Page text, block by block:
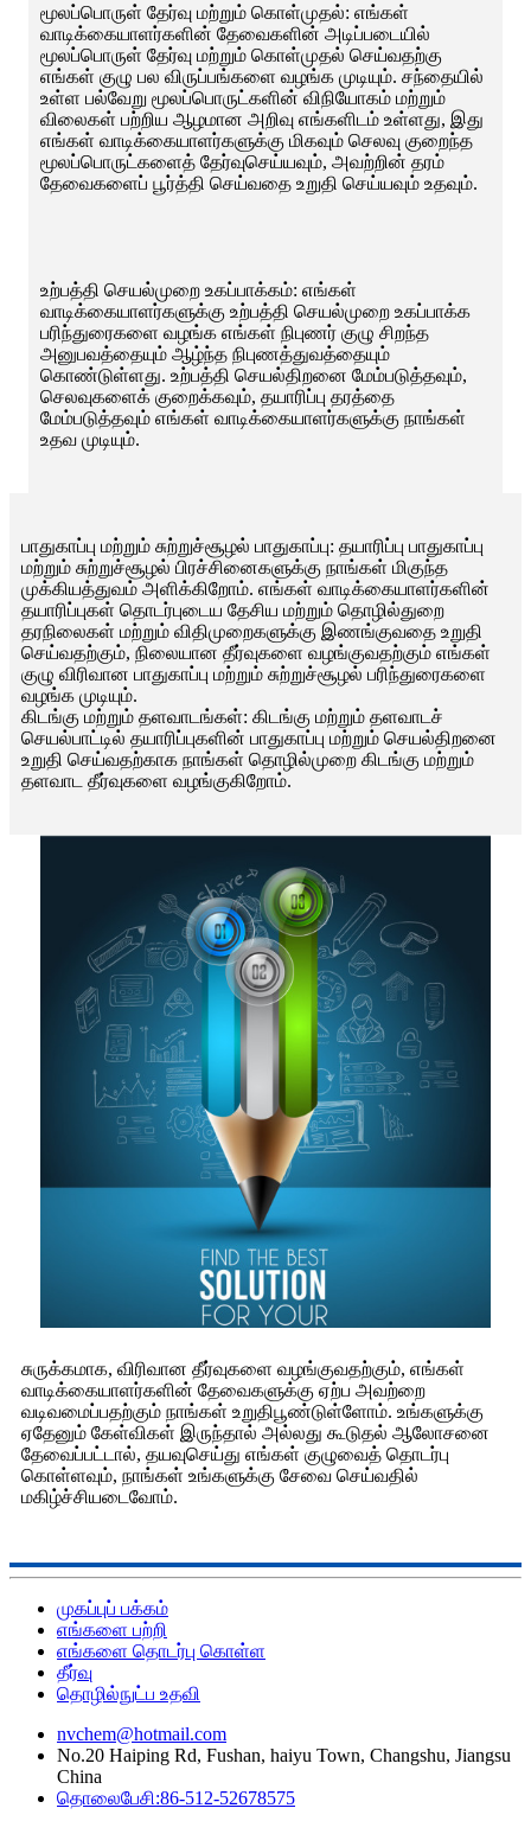
மூலப்பொருள் தேர்வு மற்றும் கொள்முதல்: எங்கள்
வாடிக்கையாளர்களின் தேவைகளின் அடிப்படையில்
மூலப்பொருள் தேர்வு மற்றும் கொள்முதல் செய்வதற்கு
எங்கள் குழு பல விருப்பங்களை வழங்க முடியும். சந்தையில்
உள்ள பல்வேறு மூலப்பொருட்களின் விநியோகம் மற்றும்
விலைகள் பற்றிய ஆழமான அறிவு எங்களிடம் உள்ளது, இது
எங்கள் வாடிக்கையாளர்களுக்கு மிகவும் செலவு குறைந்த
மூலப்பொருட்களைத் தேர்வுசெய்யவும், அவற்றின் தரம்
தேவைகளைப் பூர்த்தி செய்வதை உறுதி செய்யவும் உதவும்.
உற்பத்தி செயல்முறை உகப்பாக்கம்: எங்கள்
வாடிக்கையாளர்களுக்கு உற்பத்தி செயல்முறை உகப்பாக்க
பரிந்துரைகளை வழங்க எங்கள் நிபுணர் குழு சிறந்த
அனுபவத்தையும் ஆழ்ந்த நிபுணத்துவத்தையும்
கொண்டுள்ளது. உற்பத்தி செயல்திறனை மேம்படுத்தவும்,
செலவுகளைக் குறைக்கவும், தயாரிப்பு தரத்தை
மேம்படுத்தவும் எங்கள் வாடிக்கையாளர்களுக்கு நாங்கள்
உதவ முடியும்.
பாதுகாப்பு மற்றும் சுற்றுச்சூழல் பாதுகாப்பு: தயாரிப்பு பாதுகாப்பு
மற்றும் சுற்றுச்சூழல் பிரச்சினைகளுக்கு நாங்கள் மிகுந்த
முக்கியத்துவம் அளிக்கிறோம். எங்கள் வாடிக்கையாளர்களின்
தயாரிப்புகள் தொடர்புடைய தேசிய மற்றும் தொழில்துறை
தரநிலைகள் மற்றும் விதிமுறைகளுக்கு இணங்குவதை உறுதி
செய்வதற்கும், நிலையான தீர்வுகளை வழங்குவதற்கும் எங்கள்
குழு விரிவான பாதுகாப்பு மற்றும் சுற்றுச்சூழல் பரிந்துரைகளை
வழங்க முடியும்.
கிடங்கு மற்றும் தளவாடங்கள்: கிடங்கு மற்றும் தளவாடச்
செயல்பாட்டில் தயாரிப்புகளின் பாதுகாப்பு மற்றும் செயல்திறனை
உறுதி செய்வதற்காக நாங்கள் தொழில்முறை கிடங்கு மற்றும்
தளவாட தீர்வுகளை வழங்குகிறோம்.
சுருக்கமாக, விரிவான தீர்வுகளை வழங்குவதற்கும், எங்கள்
வாடிக்கையாளர்களின் தேவைகளுக்கு ஏற்ப அவற்றை
வடிவமைப்பதற்கும் நாங்கள் உறுதிபூண்டுள்ளோம். உங்களுக்கு
ஏதேனும் கேள்விகள் இருந்தால் அல்லது கூடுதல் ஆலோசனை
தேவைப்பட்டால், தயவுசெய்து எங்கள் குழுவைத் தொடர்பு
கொள்ளவும், நாங்கள் உங்களுக்கு சேவை செய்வதில்
மகிழ்ச்சியடைவோம்.
முகப்புப் பக்கம்
எங்களை பற்றி
எங்களை தொடர்பு கொள்ள
தீர்வு
தொழில்நுட்ப உதவி
nvchem@hotmail.com
No.20 Haiping Rd, Fushan, haiyu Town, Changshu, Jiangsu
China
தொலைபேசி:86-512-52678575